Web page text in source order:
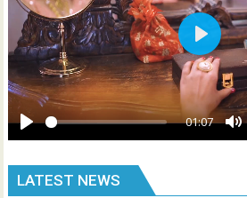
P
l
a
01:07
M
P
l
a
y
LATEST NEWS